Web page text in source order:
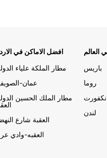
افضل الاماكن في
مطار الملكة علياء
عمان-
مطار الملك الحسين
العقبة شارع
العقبه-وادي
العالم
باريس
روما
لندن